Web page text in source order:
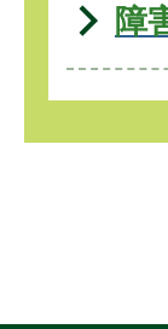
障